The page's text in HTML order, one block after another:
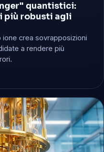
quantistici:
più robusti agli
crea sovrapposizioni
a rendere più